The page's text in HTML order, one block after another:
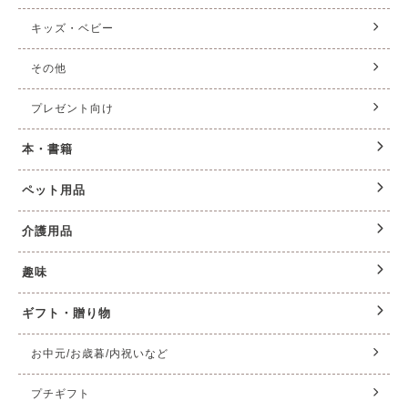
キッズ・ベビー
その他
プレゼント向け
本・書籍
ペット用品
介護用品
趣味
ギフト・贈り物
お中元/お歳暮/内祝いなど
プチギフト